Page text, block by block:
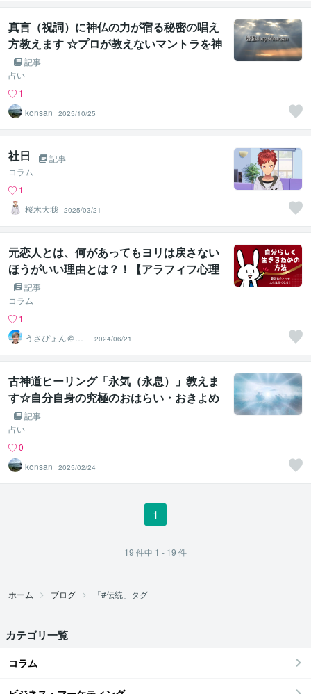
真言（祝詞）に神仏の力が宿る秘密の唱え
方教えます ☆プロが教えないマントラを神
仏のエネルギーに昇華する秘伝☆
記事
占い
1
konsan
2025/10/25
社日
記事
コラム
1
桜木大我 2025/03/21
元恋人とは、何があってもヨリは戻さない
ほうがいい理由とは？！【アラフィフ心理
カウンセラー「うさぴょん」のココナラ電
話相談
記事
コラム
1
うさぴょん＠癒
し系アラフィフ
心寄り添い人
2024/06/21
古神道ヒーリング「永気（永息）」教えま
す☆自分自身の究極のおはらい・おきよめ
法☆記事
占い
0
konsan
2025/02/24
1
19 件中 1 - 19 件
ホーム ブログ 「#伝統」タグ
カテゴリ一覧
コラム